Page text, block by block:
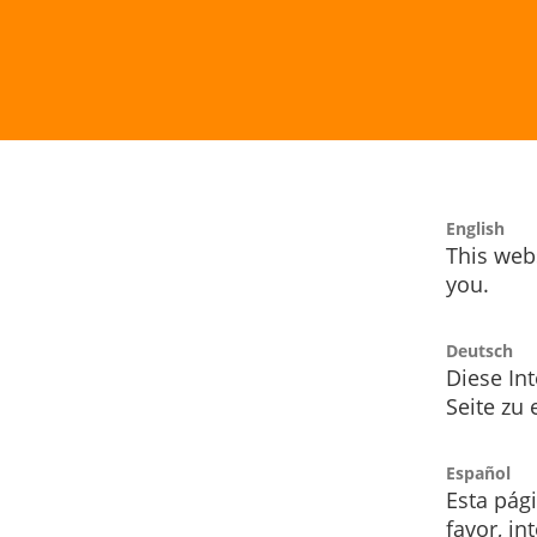
English
This
you.
Deutsch
Diese
Seite zu
Español
Esta
favor,